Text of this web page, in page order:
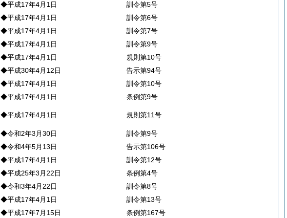
◆平成17年4月1日
訓令第5号
◆平成17年4月1日
訓令第6号
◆平成17年4月1日
訓令第7号
◆平成17年4月1日
訓令第9号
◆平成17年4月1日
規則第10号
◆平成30年4月12日
告示第94号
◆平成17年4月1日
訓令第10号
◆平成17年4月1日
条例第9号
◆平成17年4月1日 規則第11号
◆令和2年3月30日
訓令第9号
◆令和4年5月13日
告示第106号
◆平成17年4月1日
訓令第12号
◆平成25年3月22日
条例第4号
◆令和3年4月22日
訓令第8号
◆平成17年4月1日
訓令第13号
◆平成17年7月15日
条例第167号